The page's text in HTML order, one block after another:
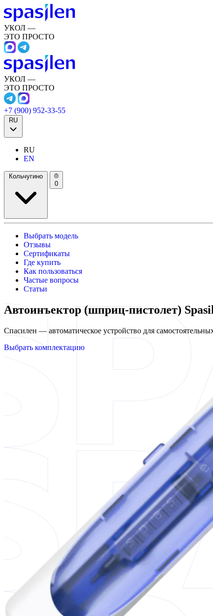
УКОЛ —
ЭТО ПРОСТО
УКОЛ —
ЭТО ПРОСТО
+7 (900) 952-33-55
RU
RU
EN
Кольчугино
0
Выбрать модель
Отзывы
Сертификаты
Где купить
Как пользоваться
Частые вопросы
Статьи
Автоинъектор (шприц-пистолет)
Спасилен — автоматическое устройство для
Выбрать комплектацию